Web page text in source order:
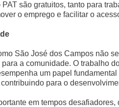
são gratuitos, tanto para
o emprego e facilitar o
São José dos Campos não
a comunidade. O trabalho
um papel
para o
em tempos